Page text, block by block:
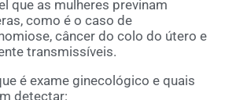
que as mulheres previnam
como é o caso de
câncer do colo do útero e
transmissíveis.
é exame ginecológico e quais
detectar: